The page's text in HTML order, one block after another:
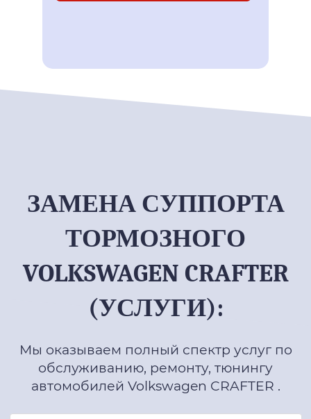
ЗАМЕНА СУППОРТА
ТОРМОЗНОГО
VOLKSWAGEN CRAFTER
(УСЛУГИ):
Мы оказываем полный спектр услуг по
обслуживанию, ремонту, тюнингу
автомобилей Volkswagen CRAFTER .